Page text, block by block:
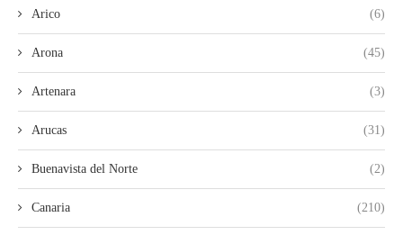
Arico (6)
Arona (45)
Artenara (3)
Arucas (31)
Buenavista del Norte (2)
Canaria (210)